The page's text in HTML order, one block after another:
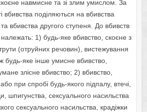
навмисне та зі злим умислом. За
вбивства поділяються на вбивства
вбивства другого ступеня. До вбивств
1) будь-яке вбивство, скоєне з
(отруйних речовин), вистежування
будь-яке інше умисне вбивство,
злісне вбивство; 2) вбивство,
при спробі будь-якого підпалу, втечі,
шпигунства, сексуального насильства
сексуального насильства, крадіжки